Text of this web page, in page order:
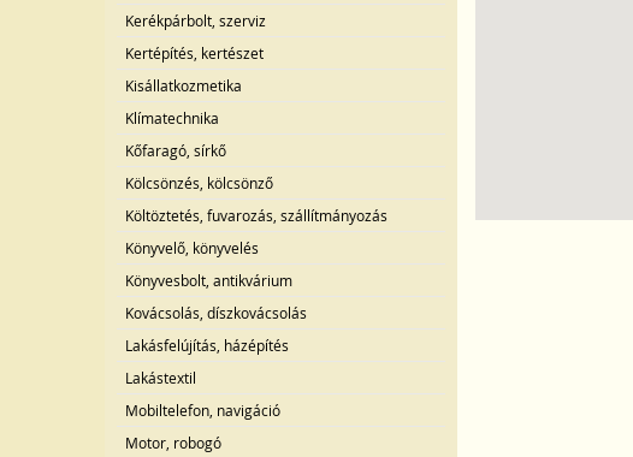
Kerékpárbolt, szerviz
Kertépítés, kertészet
Kisállatkozmetika
Klímatechnika
Kőfaragó, sírkő
Kölcsönzés, kölcsönző
Költöztetés, fuvarozás, szállítmányozás
Könyvelő, könyvelés
Könyvesbolt, antikvárium
Kovácsolás, díszkovácsolás
Lakásfelújítás, házépítés
Lakástextil
Mobiltelefon, navigáció
Motor, robogó